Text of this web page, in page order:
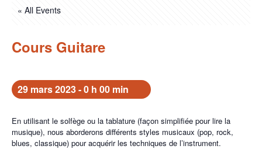
« All Events
Cours Guitare
29 mars 2023 - 0 h 00 min
En utilisant le solfège ou la tablature (façon simplifiée pour lire la
musique), nous aborderons différents styles musicaux (pop, rock,
blues, classique) pour acquérir les techniques de l’instrument.